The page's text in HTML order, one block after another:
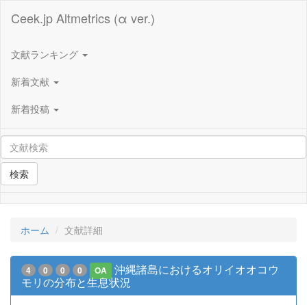
Ceek.jp Altmetrics (α ver.)
文献ランキング
新着文献
新着投稿
検索
ホーム 文献詳細
4 0 0 0 OA
沖縄諸島におけるオリイオオコウ
モリの分布と生息状況